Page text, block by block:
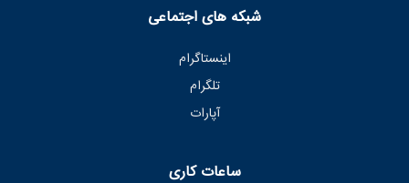
شبکه های اجتماعی
اینستاگرام
تلگرام
آپارات
ساعات کاری